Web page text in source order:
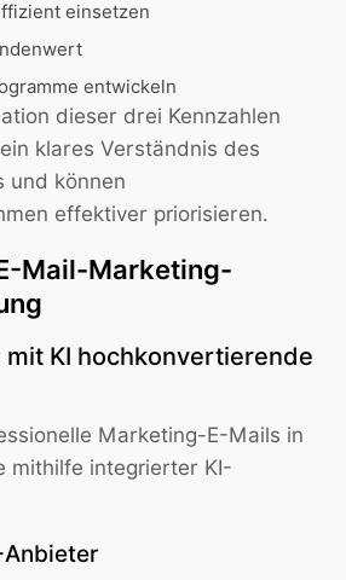
einsetzen
entwickeln
dieser drei Kennzahlen
klares Verständnis des
und können
effektiver priorisieren.
Mail-Marketing-
mit KI hochkonvertierende
Marketing-E-Mails in
mithilfe integrierter KI-